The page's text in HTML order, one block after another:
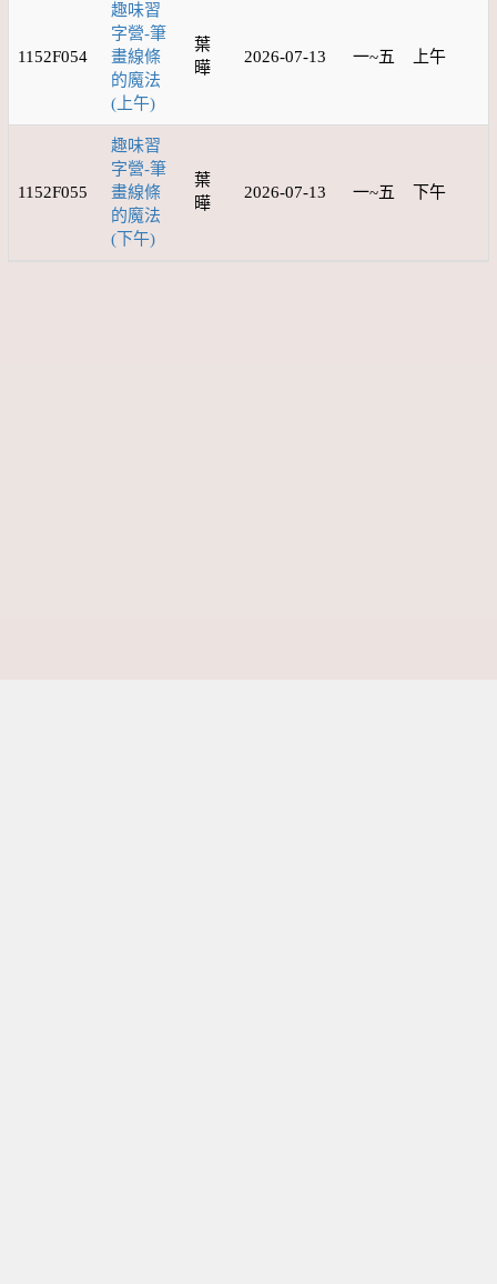
1152F054
趣味習
字營-筆
畫線條
的魔法
(上午)
葉
曄
2026-07-13 一~五 上午
1152F055
趣味習
字營-筆
畫線條
的魔法
(下午)
葉
曄
2026-07-13 一~五 下午